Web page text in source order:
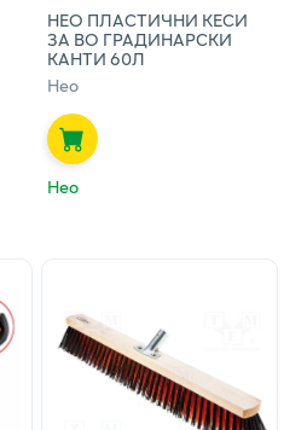
НЕО ПЛАСТИЧНИ КЕСИ
ЗА ВО ГРАДИНАРСКИ
КАНТИ 60Л
Нео
Нео